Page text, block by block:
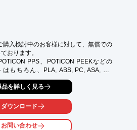
購入検討中のお客様に対して、無償での
おります。
PPS、POTICON PEEKなどの
もちろん、PLA, ABS, PC, ASA, PA,
能です。
わせください！
品を詳しく見る
ダウンロード
お問い合わせ